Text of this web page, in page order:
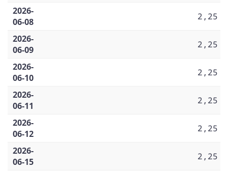
2026-
06-08
2,25
2026-
06-09
2,25
2026-
06-10
2,25
2026-
06-11
2,25
2026-
06-12
2,25
2026-
06-15
2,25